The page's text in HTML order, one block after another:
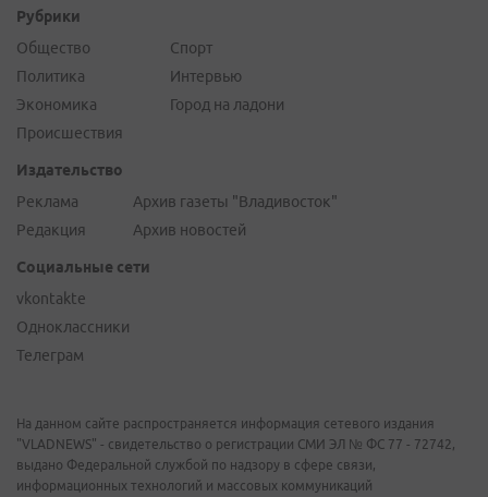
Рубрики
Общество
Политика
Экономика
Происшествия
Спорт
Интервью
Город на ладони
Издательство
Реклама
Редакция
Архив газеты "Владивосток"
Архив новостей
Социальные сети
vkontakte
Одноклассники
Телеграм
На данном сайте распространяется информация сетевого издания
"VLADNEWS" - свидетельство о регистрации СМИ ЭЛ № ФС 77 - 72742,
выдано Федеральной службой по надзору в сфере связи,
информационных технологий и массовых коммуникаций